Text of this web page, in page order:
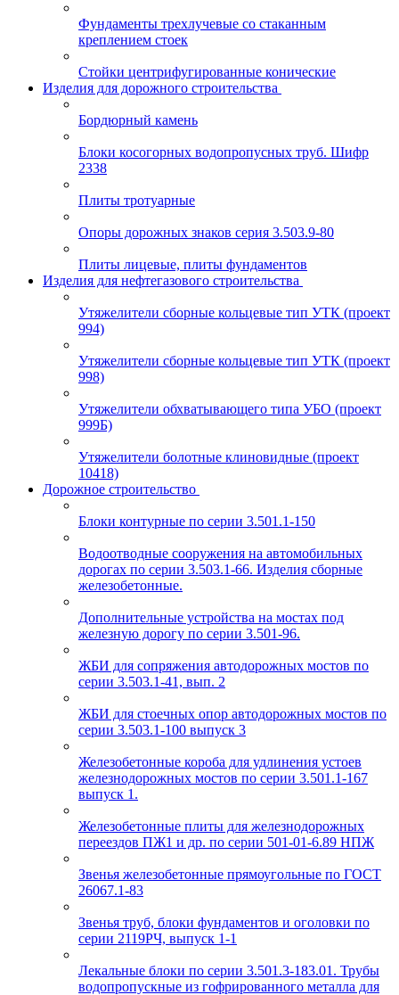
Фундаменты трехлучевые со стаканным
креплением стоек
Стойки центрифугированные конические
Изделия для дорожного строительства
Бордюрный камень
Блоки косогорных водопропусных труб. Шифр
2338
Плиты тротуарные
Опоры дорожных знаков серия 3.503.9-80
Плиты лицевые, плиты фундаментов
Изделия для нефтегазового строительства
Утяжелители сборные кольцевые тип УТК (проект
994)
Утяжелители сборные кольцевые тип УТК (проект
998)
Утяжелители обхватывающего типа УБО (проект
999Б)
Утяжелители болотные клиновидные (проект
10418)
Дорожное строительство
Блоки контурные по серии 3.501.1-150
Водоотводные сооружения на автомобильных
дорогах по серии 3.503.1-66. Изделия сборные
железобетонные.
Дополнительные устройства на мостах под
железную дорогу по серии 3.501-96.
ЖБИ для сопряжения автодорожных мостов по
серии 3.503.1-41, вып. 2
ЖБИ для стоечных опор автодорожных мостов по
серии 3.503.1-100 выпуск 3
Железобетонные короба для удлинения устоев
железнодорожных мостов по серии 3.501.1-167
выпуск 1.
Железобетонные плиты для железнодорожных
переездов ПЖ1 и др. по серии 501-01-6.89 НПЖ
Звенья железобетонные прямоугольные по ГОСТ
26067.1-83
Звенья труб, блоки фундаментов и оголовки по
серии 2119РЧ, выпуск 1-1
Лекальные блоки по серии 3.501.3-183.01. Трубы
водопропускные из гофрированного металла для